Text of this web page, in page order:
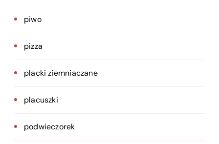
piwo
pizza
placki ziemniaczane
placuszki
podwieczorek